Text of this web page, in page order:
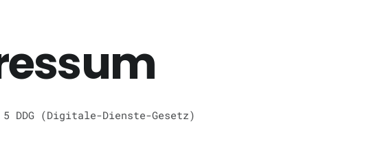
5 DDG (Digitale-Dienste-Gesetz)